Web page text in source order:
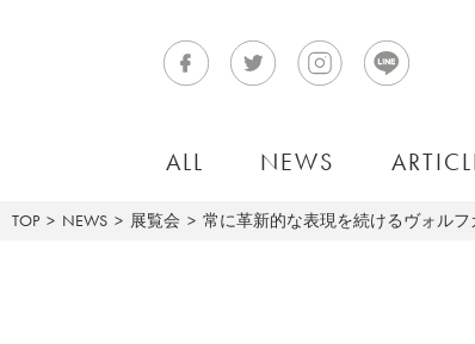
ALL NEWS
TOP NEWS 展覧会 常に革新的な表現を続けるヴォルフ